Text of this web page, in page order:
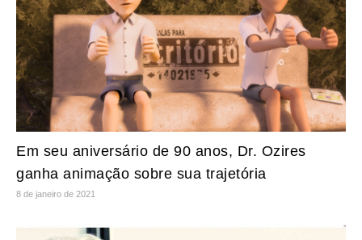
Em seu aniversário de 90 anos, Dr. Ozires
ganha animação sobre sua trajetória
8 de janeiro de 2021